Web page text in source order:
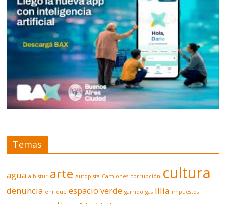
Temas
agua albistur arte Autopista Camiones corrupción cultura
denuncia enrique espacio verde garrido gas Illia impuestos